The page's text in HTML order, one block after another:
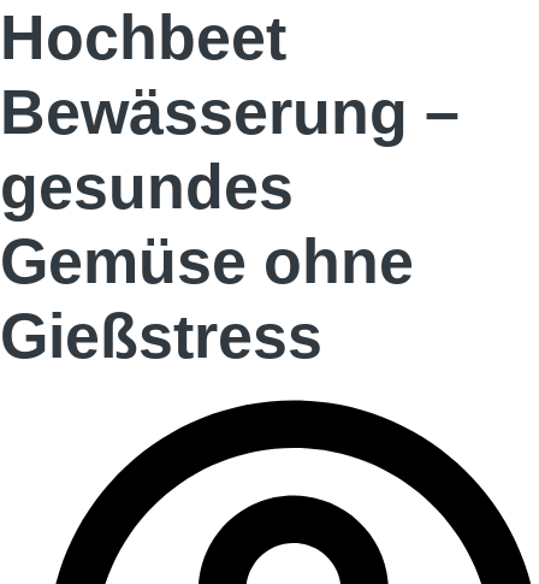
Hochbeet
Bewässerung –
gesundes
Gemüse ohne
Gießstress